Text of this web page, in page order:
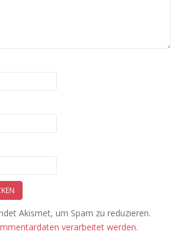
Akismet, um Spam zu reduzieren.
verarbeitet werden.